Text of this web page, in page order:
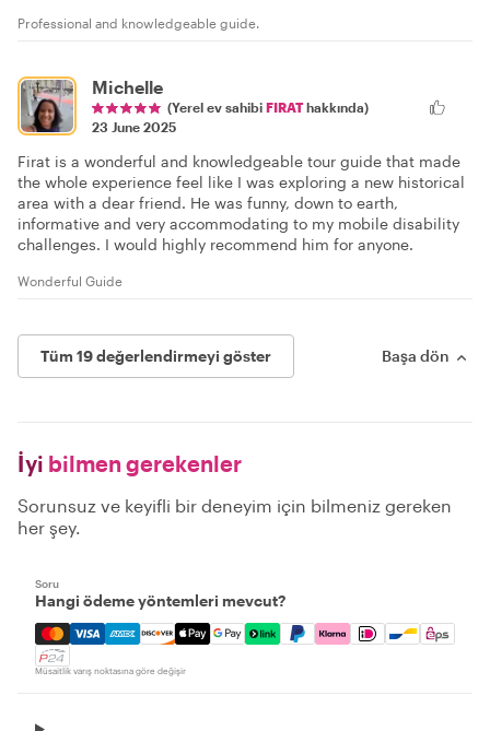
Professional and knowledgeable guide.
Michelle
(Yerel ev sahibi FIRAThakkında)
23 June 2025
Firat is a wonderful and knowledgeable tour guide that made
the whole experience feel like I was exploring a new historical
area with a dear friend. He was funny, down to earth,
informative and very accommodating to my mobile disability
challenges. I would highly recommend him for anyone.
Wonderful Guide
Tüm 19 değerlendirmeyi göster Başa dön
İyi bilmen gerekenler
Sorunsuz ve keyifli bir deneyim için bilmeniz gereken
her şey.
Soru
Hangi ödeme yöntemleri mevcut?
Mastercard, Visa, Amex, Discover, Apple Pay, Google
Müsaitlik varış noktasına göre değişir